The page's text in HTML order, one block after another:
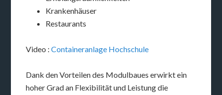
Krankenhäuser
Restaurants
Video :Containeranlage Hochschule
Dank den Vorteilen des Modulbaues erwirkt ein
hoher Grad an Flexibilität und Leistung die